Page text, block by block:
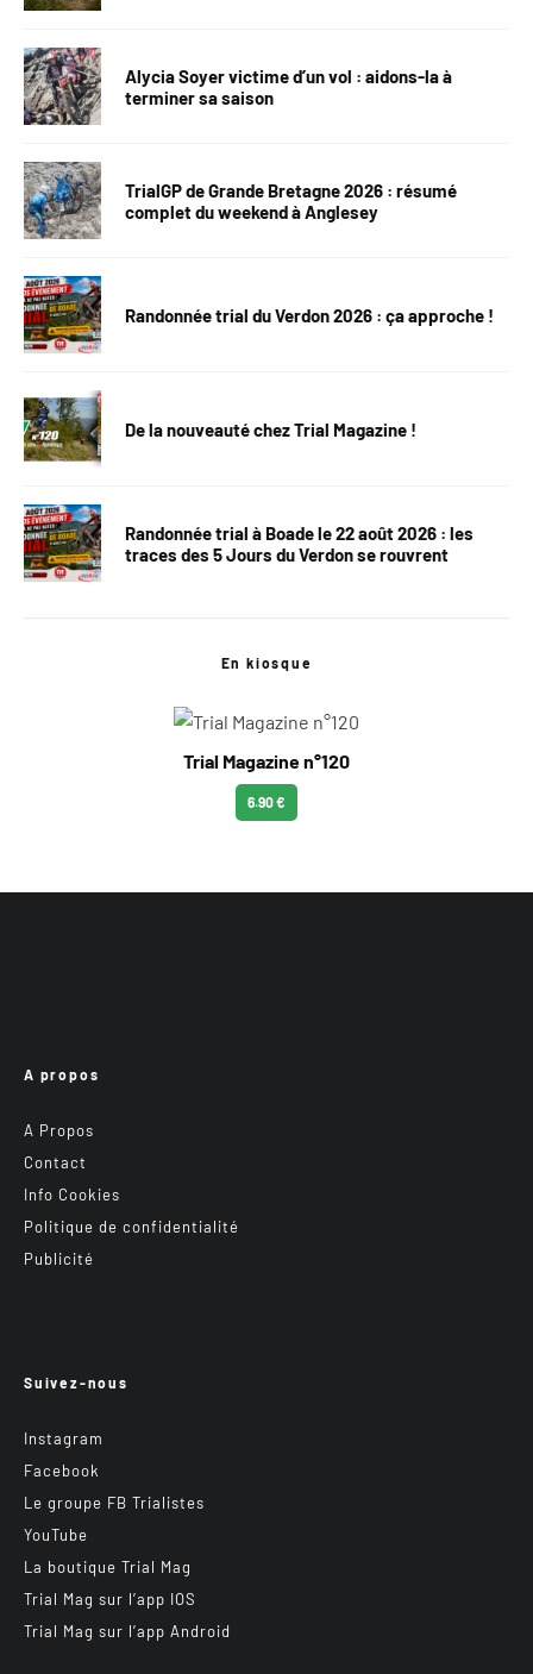
Alycia Soyer victime d’un vol : aidons-la à
terminer sa saison
TrialGP de Grande Bretagne 2026 : résumé
complet du weekend à Anglesey
Randonnée trial du Verdon 2026 : ça approche !
De la nouveauté chez Trial Magazine !
Randonnée trial à Boade le 22 août 2026 : les
traces des 5 Jours du Verdon se rouvrent
En kiosque
Trial Magazine n°120
6.90 €
A propos
A Propos
Contact
Info Cookies
Politique de confidentialité
Publicité
Suivez-nous
Instagram
Facebook
Le groupe FB Trialistes
YouTube
La boutique Trial Mag
Trial Mag sur l’app IOS
Trial Mag sur l’app Android